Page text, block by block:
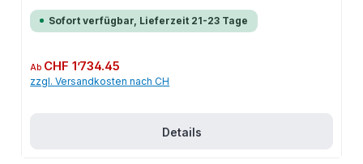
jeweiligen Netzbetreiber oder von einem eingetragenen Fachbetrieb
vorzunehmen.
Sofort verfügbar, Lieferzeit 21-23 Tage
Regulärer Preis:
Ab CHF 1’734.45
zzgl. Versandkosten nach CH
Details